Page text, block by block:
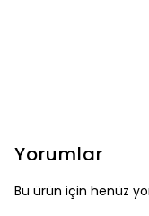
Yorumlar
Bu ürün için henüz